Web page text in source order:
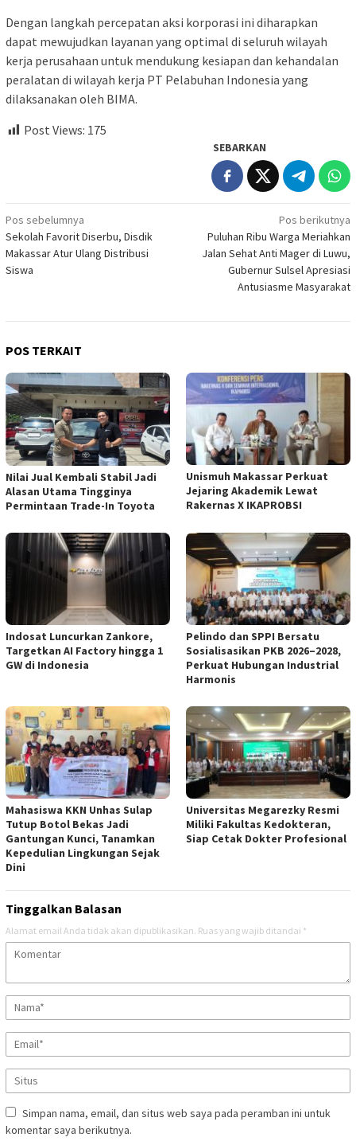
Dengan langkah percepatan aksi korporasi ini diharapkan
dapat mewujudkan layanan yang optimal di seluruh wilayah
kerja perusahaan untuk mendukung kesiapan dan kehandalan
peralatan di wilayah kerja PT Pelabuhan Indonesia yang
dilaksanakan oleh BIMA.
Post Views: 175
SEBARKAN
Navigasi
pos
Pos sebelumnya
Sekolah Favorit Diserbu, Disdik
Makassar Atur Ulang Distribusi
Siswa
Pos berikutnya
Puluhan Ribu Warga Meriahkan
Jalan Sehat Anti Mager di Luwu,
Gubernur Sulsel Apresiasi
Antusiasme Masyarakat
POS TERKAIT
Nilai Jual Kembali Stabil Jadi
Alasan Utama Tingginya
Permintaan Trade-In Toyota
Unismuh Makassar Perkuat
Jejaring Akademik Lewat
Rakernas X IKAPROBSI
Indosat Luncurkan Zankore,
Targetkan AI Factory hingga 1
GW di Indonesia
Pelindo dan SPPI Bersatu
Sosialisasikan PKB 2026–2028,
Perkuat Hubungan Industrial
Harmonis
Mahasiswa KKN Unhas Sulap
Tutup Botol Bekas Jadi
Gantungan Kunci, Tanamkan
Kepedulian Lingkungan Sejak
Dini
Universitas Megarezky Resmi
Miliki Fakultas Kedokteran,
Siap Cetak Dokter Profesional
Tinggalkan Balasan
Alamat email Anda tidak akan dipublikasikan. Ruas yang wajib ditandai *
Simpan nama, email, dan situs web saya pada peramban ini untuk
komentar saya berikutnya.